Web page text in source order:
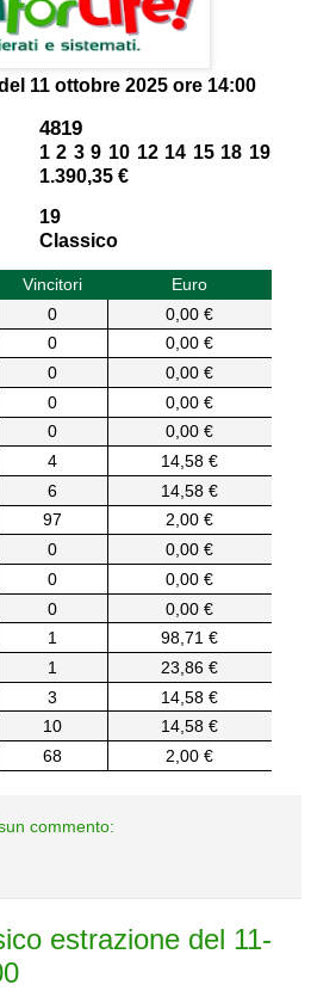
11 ottobre 2025 ore 14:00
4819
1 2 3 9 10 12 14 15 18 19
1.390,35 €
19
Classico
Vincitori
Euro
0
0,00 €
0
0,00 €
0
0,00 €
0
0,00 €
0
0,00 €
4
14,58 €
6
14,58 €
97
2,00 €
0
0,00 €
0
0,00 €
0
0,00 €
1
98,71 €
1
23,86 €
3
14,58 €
10
14,58 €
68 2,00 €
commento:
estrazione del 11-